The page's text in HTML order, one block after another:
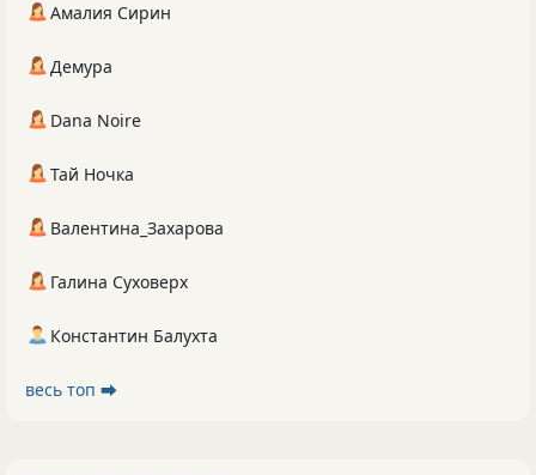
Амалия Сирин
Демура
Dana Noire
Тай Ночка
Валентина_Захарова
Галина Суховерх
Константин Балухта
весь топ ⮕